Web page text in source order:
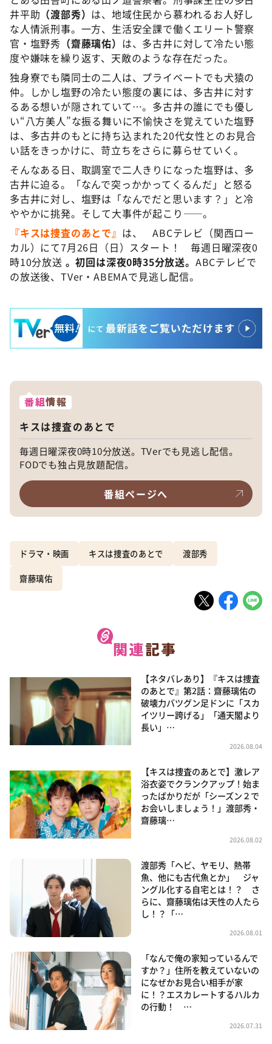
井平助 （渡部秀） は、地域住民から慕われるお人好し
な人情派刑事。一方、生活安全課で働くエリート警察
官・塩野秀 （齋藤璃佑） は、多古井に対して冷たい態
度や嫌味を繰り返す、天敵のような存在だった。
独身寮でも隣同士の二人は、プライベートでも犬猿の
仲。しかし塩野の冷たい態度の裏には、多古井に対す
るある想いが隠されていて…。多古井の誰にでも優し
い“八方美人”な振る舞いに不愉快さを覚えていた塩野
は、多古井のもとに持ち込まれた20代女性とのお見合
い話をきっかけに、苛立ちをさらに募らせていく。
そんなある日、取調室で二人きりになった塩野は、多
古井に迫る。「なんで突っかかってくるんだ」と怒る
多古井に対し、塩野は「なんでだと思います？」と冷
ややかに挑発。そして大事件が起こり――。
『キスは捜査のあとで』 は、 ABCテレビ（関西ロー
カル）にて7月26日（日）スタート！ 毎週日曜深夜0
時10分放送 。初回は深夜0時35分放送。 ABCテレビで
の放送後、TVer・ABEMAで見逃し配信。
番組情報
キスは捜査のあとで
毎週日曜深夜0時10分放送。TVerでも見逃し配信。
FODでも独占見放題配信。
番組ページへ
ドラマ・映画 キスは捜査のあとで 渡部秀
齋藤璃佑
【ネタバレあり】『キスは捜査
のあとで』第2話：齋藤璃佑の
破壊力バツグン足ドンに「スカ
イツリー跨げる」「通天閣より
長い」…
2026.08.04
【キスは捜査のあとで】激レア
浴衣姿でクランクアップ！始ま
ったばかりだが「シーズン２で
お会いしましょう！」渡部秀・
齋藤璃…
2026.08.02
渡部秀「ヘビ、ヤモリ、熱帯
魚、他にも古代魚とか」 ジャ
ングル化する自宅とは！？ さ
らに、齋藤璃佑は天性の人たら
し！？「…
2026.08.01
「なんで俺の家知っているんで
すか？」住所を教えていないの
になぜかお見合い相手が家
に！？エスカレートするハルカ
の行動！ …
2026.07.31